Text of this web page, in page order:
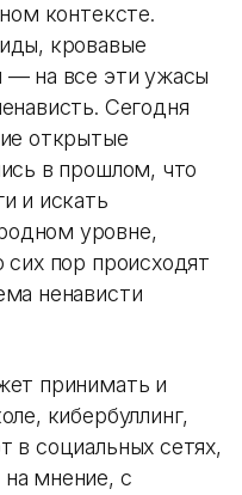
контексте.
кровавые
— на все эти ужасы
Сегодня
открытые
в прошлом, что
и искать
уровне,
сих пор происходят
ненависти
принимать и
кибербуллинг,
в социальных сетях,
мнение, с